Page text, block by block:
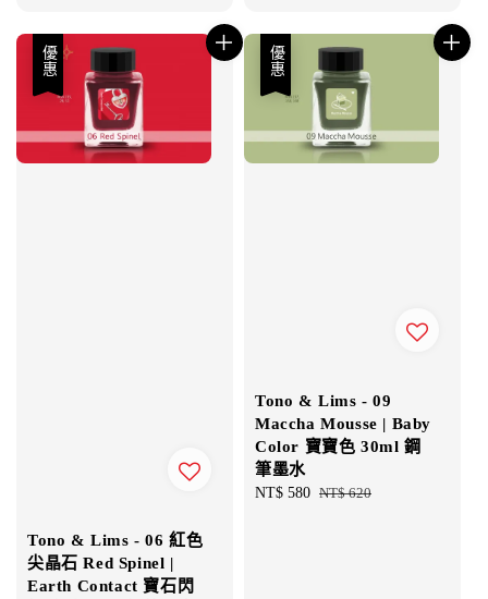
優惠
Tono & Lims - 06 紅色
尖晶石 Red Spinel |
Earth Contact 寶石閃
優惠
Tono & Lims - 09
Maccha Mousse | Baby
Color 寶寶色 30ml 鋼
筆墨水
Sale
NT$ 580 Regular
NT$ 620